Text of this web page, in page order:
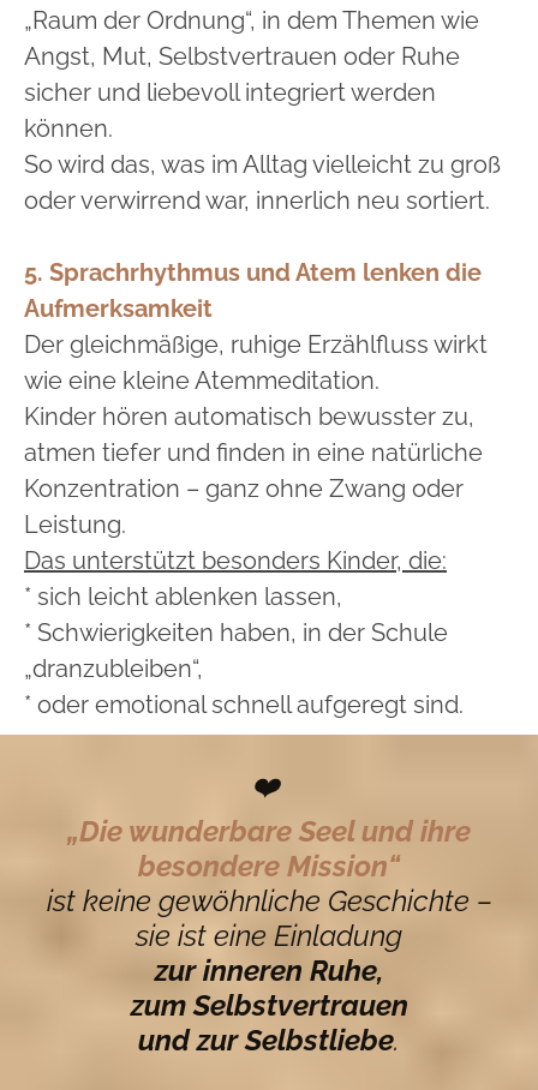
„Raum der Ordnung“, in dem Themen wie
Angst, Mut, Selbstvertrauen oder Ruhe
sicher und liebevoll integriert werden
können.
So wird das, was im Alltag vielleicht zu groß
oder verwirrend war, innerlich neu sortiert.
5. Sprachrhythmus und Atem lenken die
Aufmerksamkeit
Der gleichmäßige, ruhige Erzählfluss wirkt
wie eine kleine Atemmeditation.
Kinder hören automatisch bewusster zu,
atmen tiefer und finden in eine natürliche
Konzentration – ganz ohne Zwang oder
Leistung.
Das unterstützt besonders Kinder, die:
* sich leicht ablenken lassen,
* Schwierigkeiten haben, in der Schule
„dranzubleiben“,
* oder emotional schnell aufgeregt sind.
❤️
„Die wunderbare Seel und ihre
besondere Mission“
ist keine gewöhnliche Geschichte –
sie ist eine Einladung
zur inneren Ruhe,
zum Selbstvertrauen
und zur Selbstliebe.